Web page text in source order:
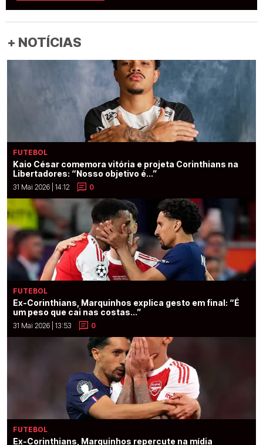
+ NOTÍCIAS
FUTEBOL
Kaio César comemora vitória e projeta Corinthians na
Libertadores: “Nosso objetivo é...”
31 Mai 2026 | 14:12 0
FUTEBOL
Ex-Corinthians, Marquinhos explica gesto em final: “É
um peso que cai nas costas...”
31 Mai 2026 | 13:53 0
FUTEBOL
Ex-Corinthians, Marquinhos repercute na mídia